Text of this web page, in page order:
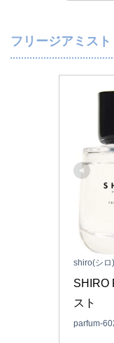
フリージアミス
shiro(シロ)
SHIRO
スト
parfum-